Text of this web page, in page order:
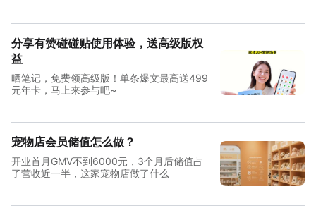
分享有赞碰碰贴使用体验，送高级版权
益
晒笔记，免费领高级版！单条爆文最高送499
元年卡，马上来参与吧~
宠物店会员储值怎么做？
开业首月GMV不到6000元，3个月后储值占
了营收近一半，这家宠物店做了什么